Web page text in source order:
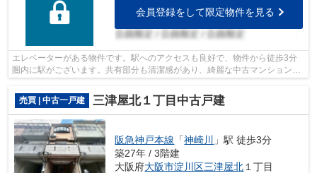
会員登録をして限定物件を見る
エレベーターがある物件です。駅へのアクセスも良好で、物件から徒歩3分
圏内に駅がございます。共有部分も清潔感があり、綺麗な中古マンションで
売買 | 中古一戸建
三津屋北１丁目中古戸建
阪急神戸本線 「神崎川
」駅 徒歩3分
築27年 / 3階建
大阪府大阪市淀川区三津屋北 １丁目